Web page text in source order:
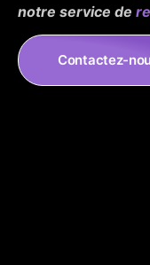
notre service de
Contactez-